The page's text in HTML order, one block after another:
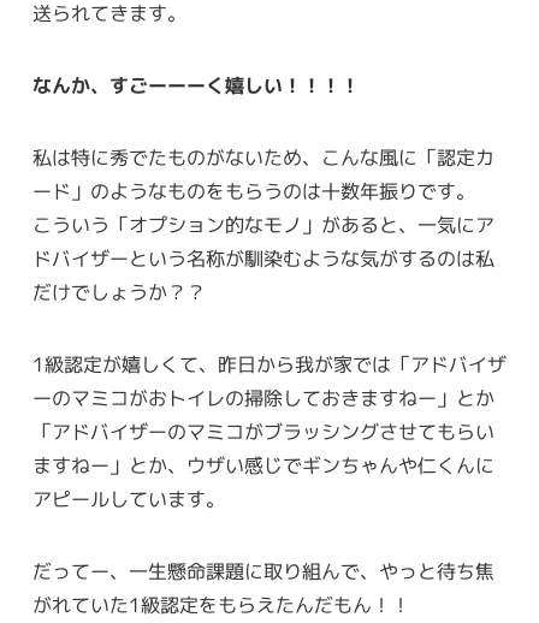
送られてきます。
なんか、すごーーーく嬉しい！！！！
私は特に秀でたものがないため、こんな風に「認定カ
ード」のようなものをもらうのは十数年振りです。
こういう「オプション的なモノ」があると、一気にア
ドバイザーという名称が馴染むような気がするのは私
だけでしょうか？？
1級認定が嬉しくて、昨日から我が家では「アドバイザ
ーのマミコがおトイレの掃除しておきますねー」とか
「アドバイザーのマミコがブラッシングさせてもらい
ますねー」とか、ウザい感じでギンちゃんや仁くんに
アピールしています。
だってー、一生懸命課題に取り組んで、やっと待ち焦
がれていた1級認定をもらえたんだもん！！